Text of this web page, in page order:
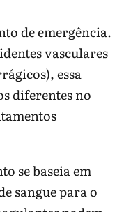
de emergência.
vasculares
essa
diferentes no
se baseia em
sangue para o